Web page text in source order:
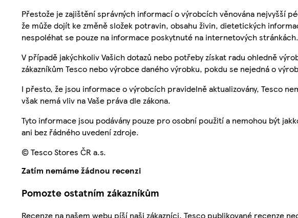
Přestože je zajištění správných informací o výrobcích věnována nejvyšší
že může dojít ke změně složek potravin, obsahu živin, dietetických
nespoléhat se pouze na informace poskytnuté na internetových stránkách.
V případě jakýchkoliv Vašich dotazů nebo potřeby získat radu ohledně
zákazníkům Tesco nebo výrobce daného výrobku, pokdu se nejedná o
I přesto, že jsou informace o výrobcích pravidelně aktualizovány, Tesco
však nemá vliv na Vaše práva dle zákona.
Tyto informace jsou podávány pouze pro osobní použití a nemohou být
ani bez řádného uvedení zdroje.
© Tesco Stores ČR a.s.
Zatím nemáme žádnou recenzi
Pomozte ostatním zákazníkům
Recenze na našem webu píší naši zákazníci. Tesco publikované recenze